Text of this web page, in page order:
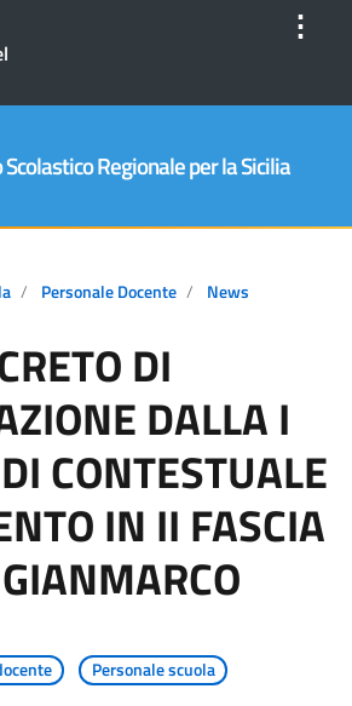
⋮
Regionale per la Sicilia
Personale Docente News
DI
DALLA I
CONTESTUALE
IN II FASCIA
Personale scuola